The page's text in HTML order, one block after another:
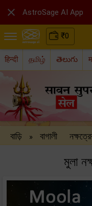
₹0
हिन्दी தமிழ் తెలుగు
বাড়ি » বাগালী
মুলা
 AstroSage AI App